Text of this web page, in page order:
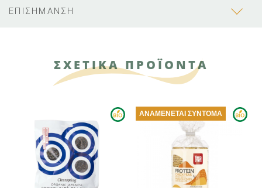
ΕΠΙΣΗΜΑΝΣΗ
ΣΧΕΤΙΚΑ ΠΡΟΪΟΝΤΑ
ΑΝΑΜΈΝΕΤΑΙ ΣΎΝΤΟΜΑ